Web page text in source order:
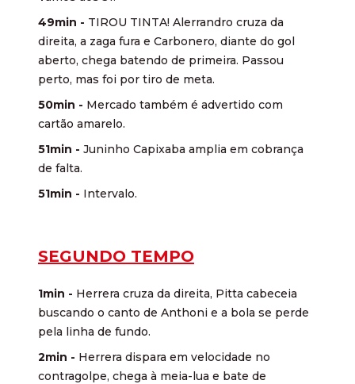
49min - TIROU TINTA! Alerrandro cruza da
direita, a zaga fura e Carbonero, diante do gol
aberto, chega batendo de primeira. Passou
perto, mas foi por tiro de meta.
50min - Mercado também é advertido com
cartão amarelo.
51min - Juninho Capixaba amplia em cobrança
de falta.
51min - Intervalo.
SEGUNDO TEMPO
1min - Herrera cruza da direita, Pitta cabeceia
buscando o canto de Anthoni e a bola se perde
pela linha de fundo.
2min - Herrera dispara em velocidade no
contragolpe, chega à meia-lua e bate de